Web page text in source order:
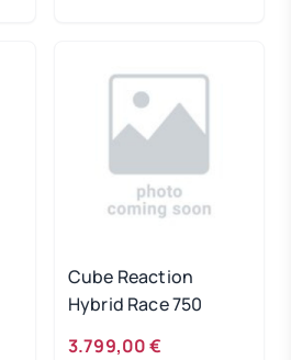
Cube Reaction
Hybrid Race 750
3.799,00 €